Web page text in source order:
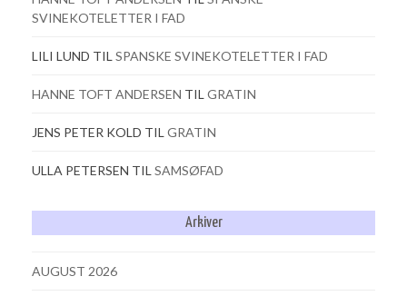
SVINEKOTELETTER I FAD
LILI LUND TIL SPANSKE SVINEKOTELETTER I FAD
HANNE TOFT ANDERSEN TIL GRATIN
JENS PETER KOLD TIL GRATIN
ULLA PETERSEN TIL SAMSØFAD
Arkiver
AUGUST 2026